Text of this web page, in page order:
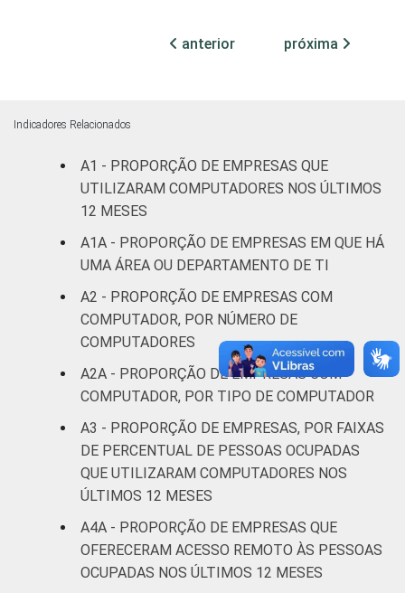
Construção
motocicletas
armazenagem
e correio
Alojamento e
alimentação
Atividades
imobiliárias;
atividades
profissionais,
científicas e
técnicas;
atividades
administrativas
e serviços
complentares
96
anterior próxima
Indicadores Relacionados
A1 - PROPORÇÃO DE EMPRESAS QUE
UTILIZARAM COMPUTADORES NOS ÚLTIMOS
12 MESES
A1A - PROPORÇÃO DE EMPRESAS EM QUE HÁ
UMA ÁREA OU DEPARTAMENTO DE TI
A2 - PROPORÇÃO DE EMPRESAS COM
COMPUTADOR, POR NÚMERO DE
COMPUTADORES
A2A - PROPORÇÃO DE EMPRESAS COM
COMPUTADOR, POR TIPO DE COMPUTADOR
A3 - PROPORÇÃO DE EMPRESAS, POR FAIXAS
DE PERCENTUAL DE PESSOAS OCUPADAS
QUE UTILIZARAM COMPUTADORES NOS
ÚLTIMOS 12 MESES
A4A - PROPORÇÃO DE EMPRESAS QUE
OFERECERAM ACESSO ‏REMOTO ÀS PESSOAS
OCUPADAS NOS ÚLTIMOS 12 MESES